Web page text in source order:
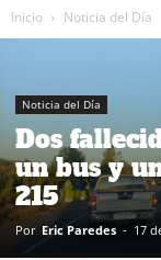
Inicio Noticia del Día
Noticia del Día
Dos
un bus y
215
Por Eric Paredes - 17